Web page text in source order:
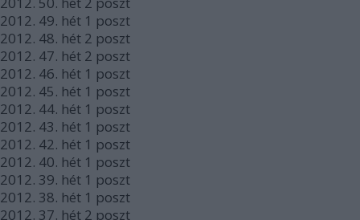
2012. 49. hét 1 poszt
2012. 48. hét 2 poszt
2012. 47. hét 2 poszt
2012. 46. hét 1 poszt
2012. 45. hét 1 poszt
2012. 44. hét 1 poszt
2012. 43. hét 1 poszt
2012. 42. hét 1 poszt
2012. 40. hét 1 poszt
2012. 39. hét 1 poszt
2012. 38. hét 1 poszt
2012. 37. hét 2 poszt